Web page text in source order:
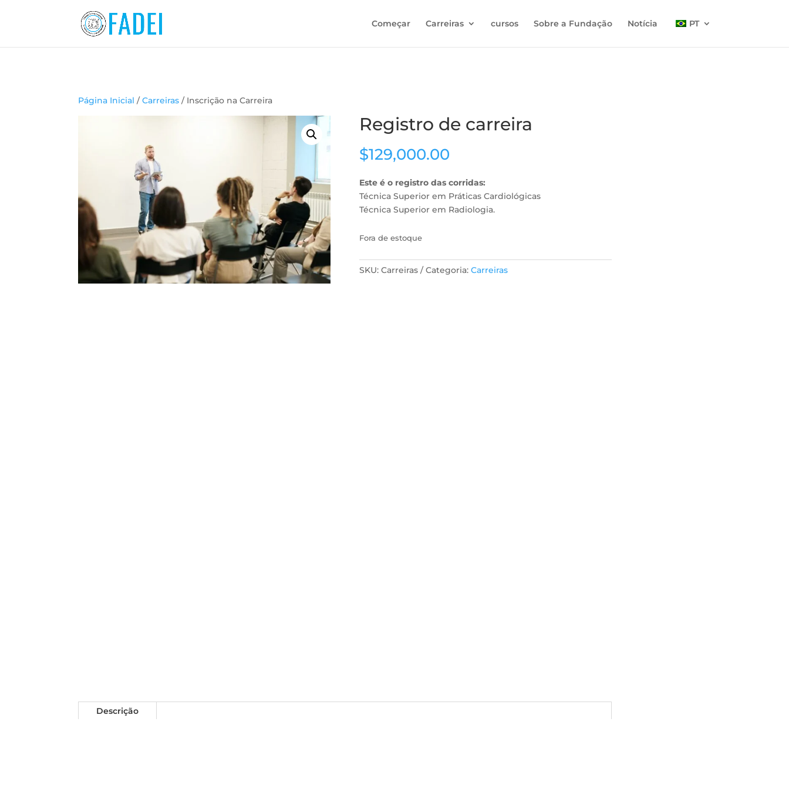
Começar Carreiras cursos Sobre a Fundação Notícia PT
Página Inicial /Carreiras / Inscrição na Carreira
Registro de carreira
$129,000.00
Este é o registro das corridas:
Técnica Superior em Práticas Cardiológicas
Técnica Superior em Radiologia.
Fora de estoque
SKU:Carreiras Categoria:Carreiras
Descrição